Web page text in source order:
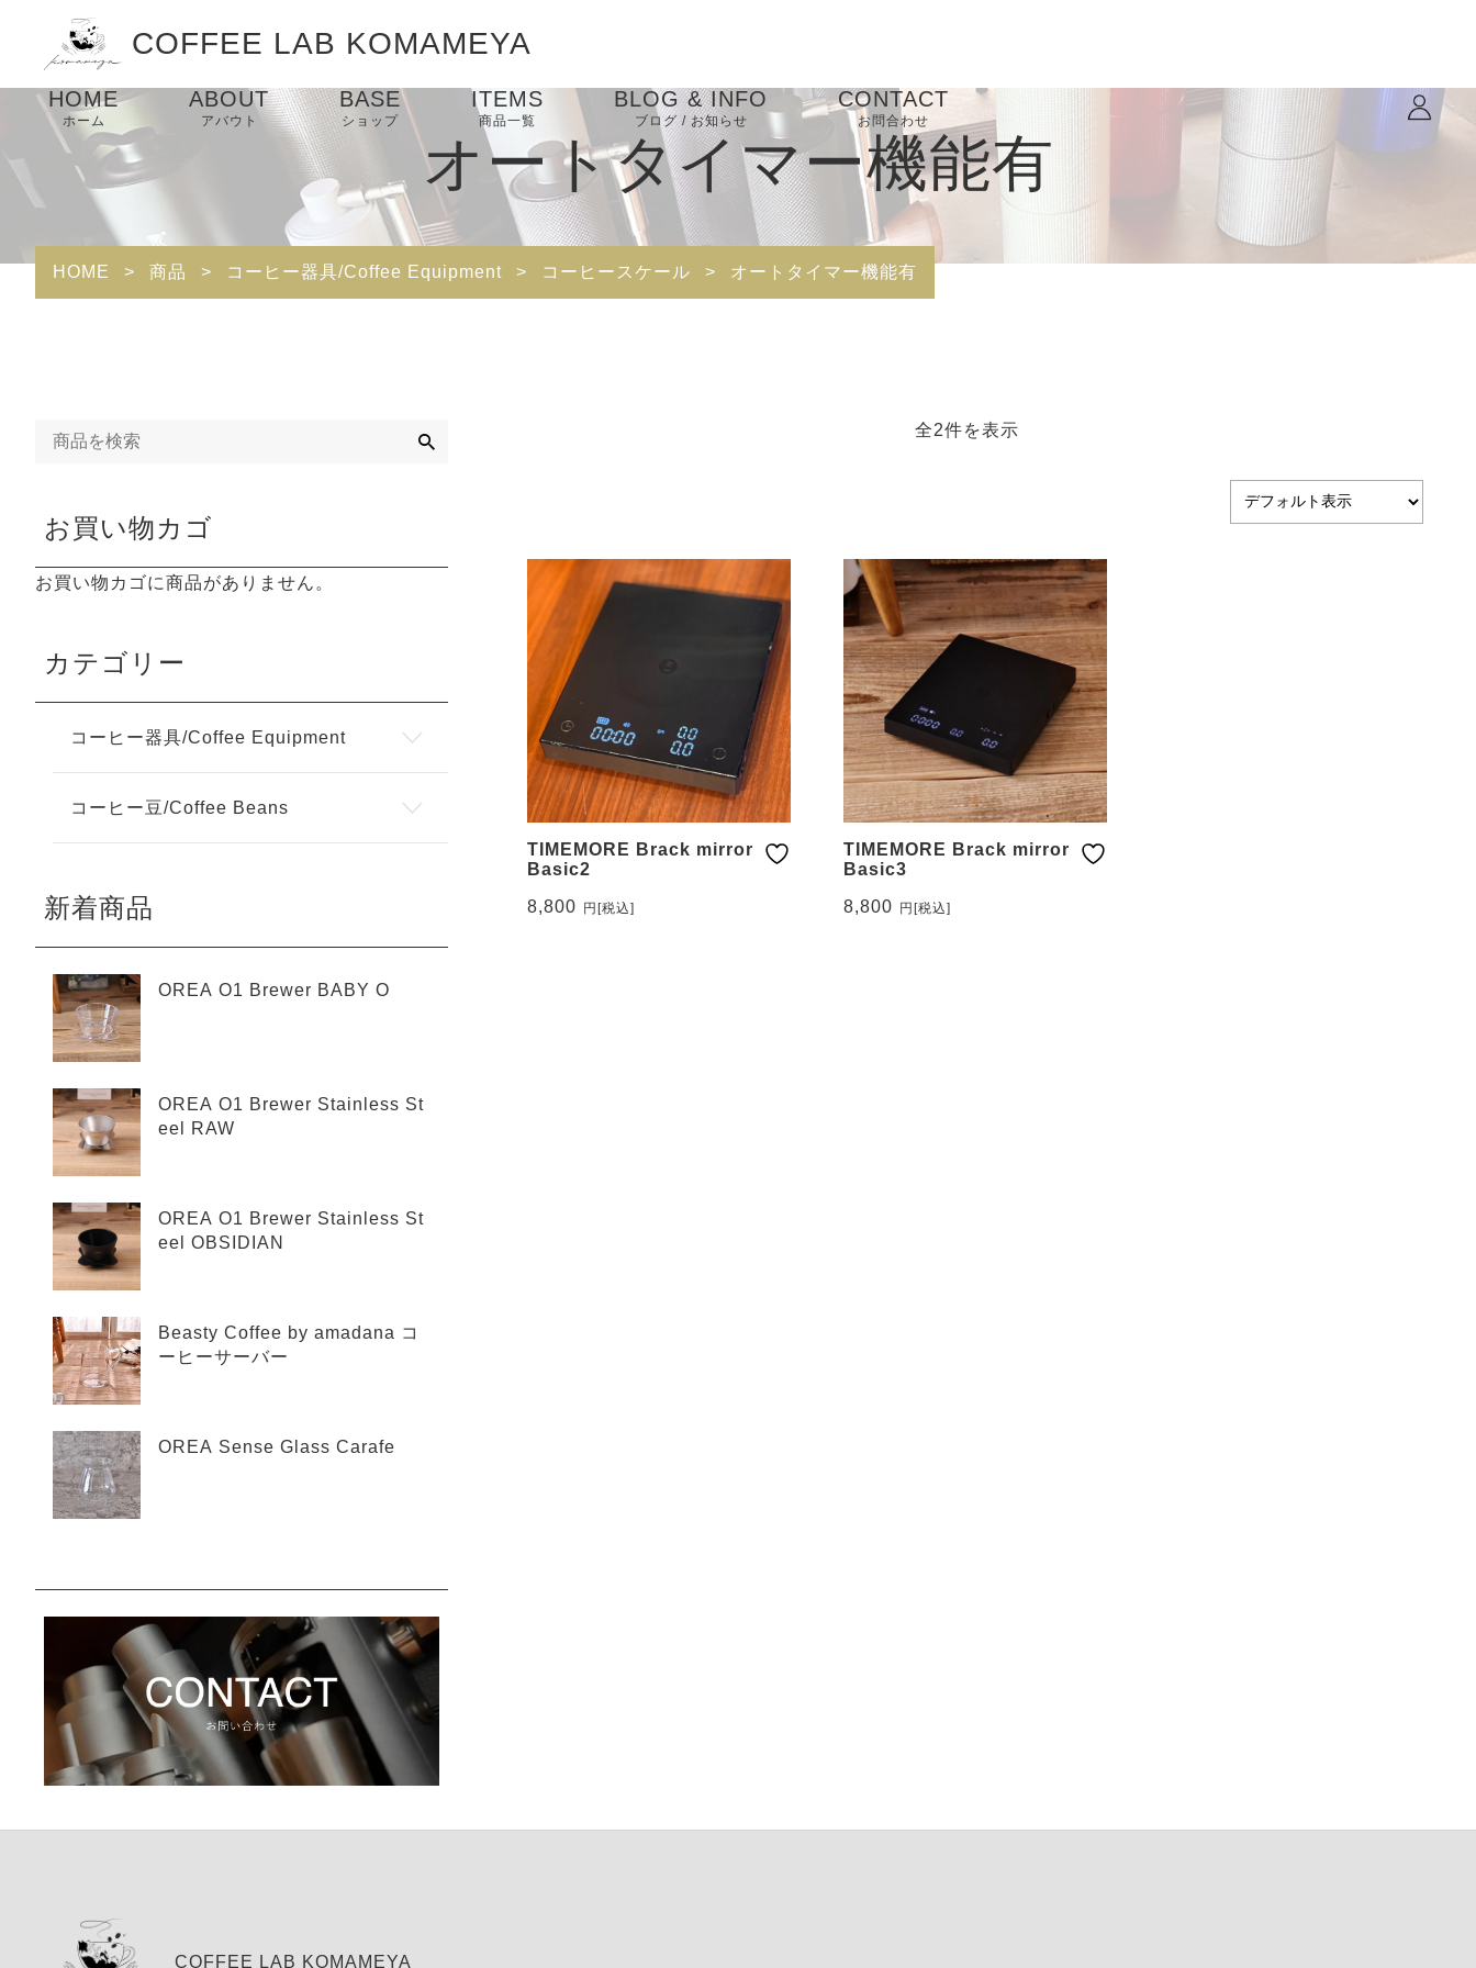
COFFEE LAB KOMAMEYA
HOME
ホーム
ABOUT
アバウト
BASE
ショップ
ITEMS
商品一覧
コーヒー豆/Coffee
Beans
焙煎豆/Roast Beans
生豆/Green Beans
コーヒー器具/Coffee
Equipment
ドリッパー/Dripper
コーヒーミル・グライ
BLOG & INFO
ブログ / お知らせ
お知らせ
ブログ
ピックアップ
CONTACT
お問合わせ
SNS関連リンク一覧
CONTACT
オートタイマー機能有
HOME > 商品 > コーヒー器具/Coffee Equipment > コーヒースケール > オートタイマー機能有
全2件を表示
TIMEMORE Brack mirror
Basic2
8,800 円[税込]
TIMEMORE Brack mirror
Basic3
8,800 円[税込]
お買い物カゴ
お買い物カゴに商品がありません。
カテゴリー
コーヒー器具/Coffee Equipment
コーヒー豆/Coffee Beans
新着商品
OREA O1 Brewer BABY O
OREA O1 Brewer Stainless St
eel RAW
OREA O1 Brewer Stainless St
eel OBSIDIAN
Beasty Coffee by amadana コ
ーヒーサーバー
OREA Sense Glass Carafe
COFFEE LAB KOMAMEYA